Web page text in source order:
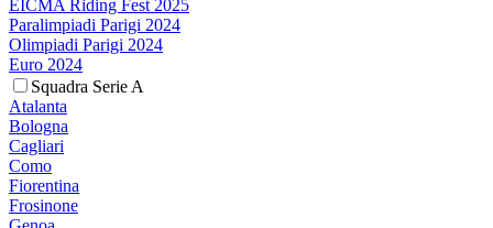
EICMA Riding Fest 2025
Paralimpiadi Parigi 2024
Olimpiadi Parigi 2024
Euro 2024
Squadra Serie A
Atalanta
Bologna
Cagliari
Como
Fiorentina
Frosinone